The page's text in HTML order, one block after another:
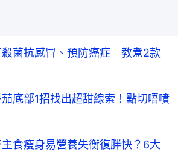
殺菌抗感冒、預防癌症 教煮2款
底部1招找出超甜線索！點切唔噴
食瘦身易營養失衡復胖快？6大